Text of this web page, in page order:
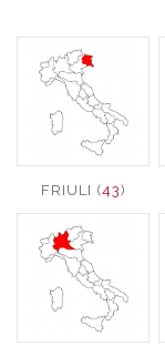
FRIULI (43)